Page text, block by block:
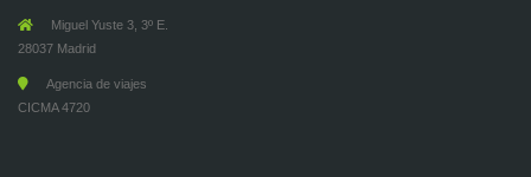
Miguel Yuste 3, 3º E.
28037 Madrid
Agencia de viajes
CICMA 4720